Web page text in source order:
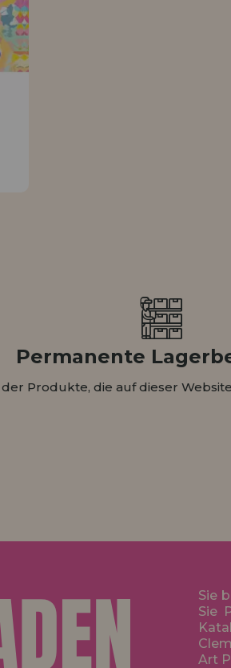
Permanente
der Produkte, die auf dieser
Sie
Sie
Art